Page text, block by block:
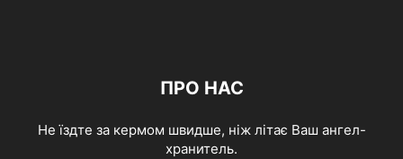
ПРО НАС
Не їздте за кермом швидше, ніж літає Ваш ангел-
хранитель.